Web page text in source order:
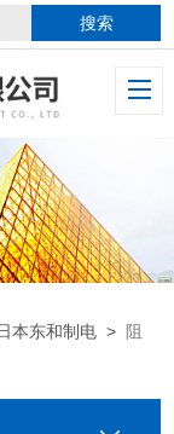
本东和制电 > 阻